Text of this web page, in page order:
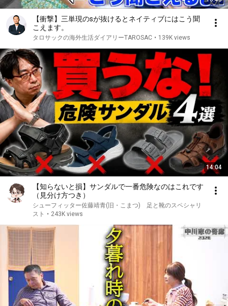
【衝撃】三単現のsが抜けるとネイティブにはこう聞
こえます。
タロサックの海外生活ダイアリーTAROSAC • 139K views
14:04
【知らないと損】サンダルで一番危険なのはこれです
（見分け方つき）
シューフィッター佐藤靖青(旧・こまつ) 足と靴のスペシャリ
スト • 243K views